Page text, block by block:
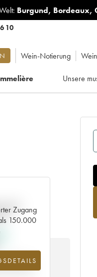
Burgund, Bordeaux,
10
Wein-Notierung
Unsere
Zugang
150.000
der
1890 im
Jahr 2025